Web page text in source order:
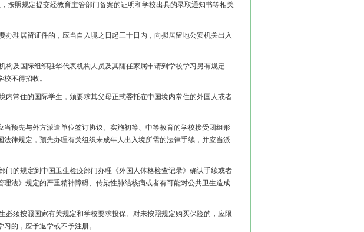
按照规定提交经教育主管部门备案的证明和学校出具的录取通知书等相关
理居留证件的，应当自入境之日起三十日内，向拟居留地公安机关出入
及国际组织驻华代表机构人员及其随任家属申请到学校学习另有规定
不得招收。
常住的国际学生，须要求其父母正式委托在中国境内常住的外国人或者
预先与外方派遣单位签订协议。实施初等、中等教育的学校接受团组形
律规定，预先办理有关组织未成年人出入境所需的法律手续，并应当派
的规定到中国卫生检疫部门办理《外国人体格检查记录》确认手续或者
法》规定的严重精神障碍、传染性肺结核病或者有可能对公共卫生造成
须按照国家有关规定和学校要求投保。对未按照规定购买保险的，应限
的，应予退学或不予注册。